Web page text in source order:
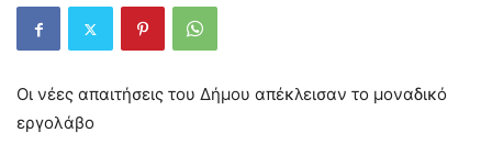
Οι νέες απαιτήσεις του Δήμου απέκλεισαν το μοναδικό
εργολάβο